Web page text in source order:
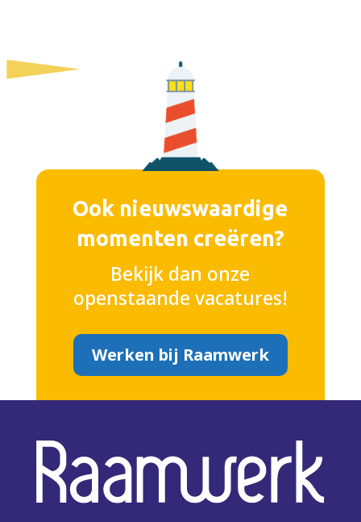
Ook nieuwswaardige
momenten creëren?
Bekijk dan onze
openstaande vacatures!
Werken bij Raamwerk